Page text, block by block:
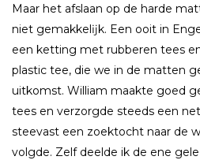
Maar het afslaan op de harde
niet gemakkelĳk. Een ooit in
een ketting met rubberen tees
plastic tee, die we in de matten
uitkomst. William maakte goed
tees en verzorgde steeds een
steevast een zoektocht naar de
volgde. Zelf deelde ik de ene